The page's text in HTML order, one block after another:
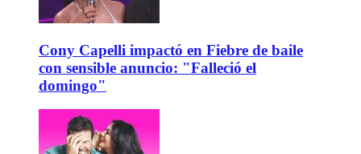
Cony Capelli impactó en Fiebre de baile
con sensible anuncio: "Falleció el
domingo"